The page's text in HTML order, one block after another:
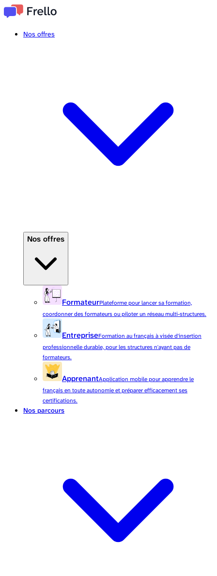
Nos offres
Nos offres
FormateurPlateforme pour lancer sa formation,
coordonner des formateurs ou piloter un réseau multi-structures.
EntrepriseFormation au français à visée d'insertion
professionnelle durable, pour les structures n'ayant pas de
formateurs.
ApprenantApplication mobile pour apprendre le
français en toute autonomie et préparer efficacement ses
certifications.
Nos parcours